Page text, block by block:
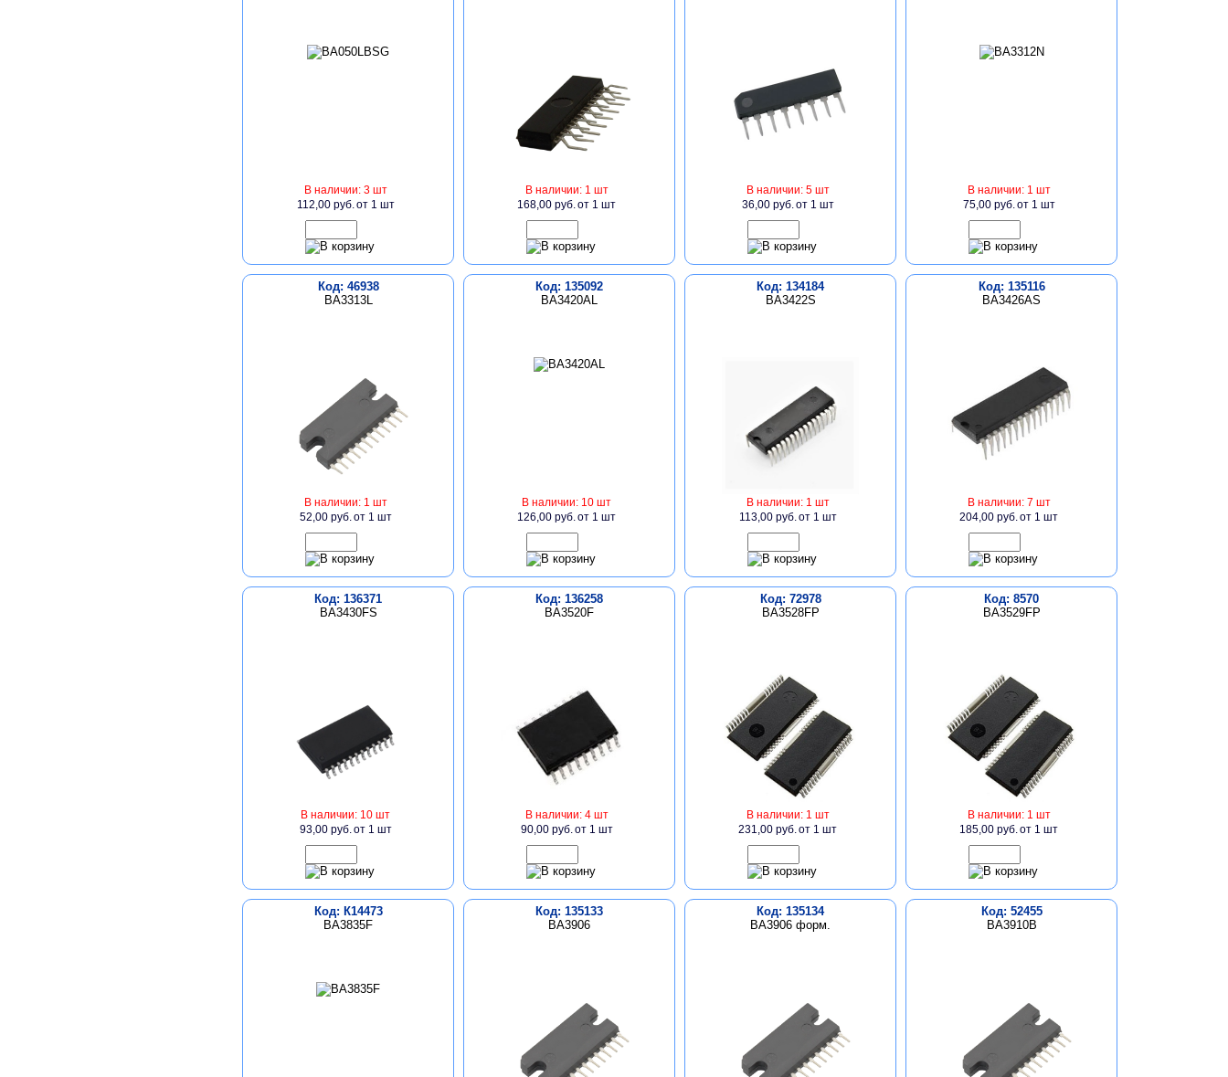
В наличии: 3 шт
112,00 руб.от 1 шт
В наличии: 1 шт
168,00 руб.от 1 шт
В наличии: 5 шт
36,00 руб.от 1 шт
В наличии: 1 шт
75,00 руб.от 1 шт
Код: 46938
BA3313L
В наличии: 1 шт
52,00 руб.от 1 шт
Код: 135092
BA3420AL
В наличии: 10 шт
126,00 руб.от 1 шт
Код: 134184
BA3422S
В наличии: 1 шт
113,00 руб.от 1 шт
Код: 135116
BA3426AS
В наличии: 7 шт
204,00 руб.от 1 шт
Код: 136371
BA3430FS
В наличии: 10 шт
93,00 руб.от 1 шт
Код: 136258
BA3520F
В наличии: 4 шт
90,00 руб.от 1 шт
Код: 72978
BA3528FP
В наличии: 1 шт
231,00 руб.от 1 шт
Код: 8570
BA3529FP
В наличии: 1 шт
185,00 руб.от 1 шт
Код: К14473
BA3835F
Код: 135133
BA3906
Код: 135134
BA3906 форм.
Код: 52455
BA3910B